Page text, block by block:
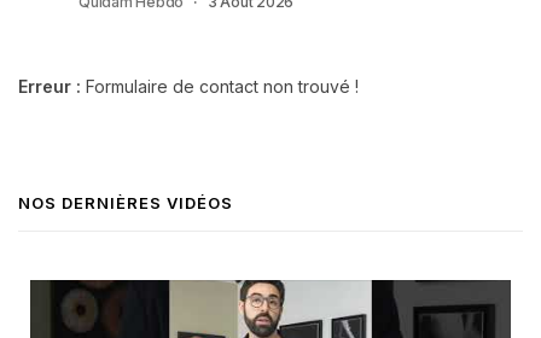
Erreur : Formulaire de contact non trouvé !
NOS DERNIÈRES VIDÉOS